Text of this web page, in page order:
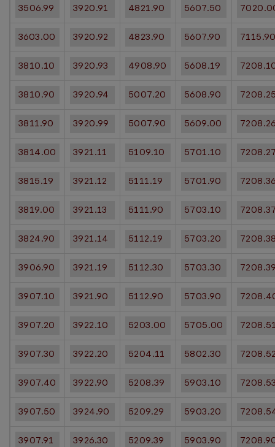
3506.99 3920.91 4821.90 5607.50
3603.00 3920.92 4823.90 5607.90
3810.10 3920.93 4908.90 5608.19
3810.90 3920.94 5007.20 5608.90
3811.90 3920.99 5007.90 5609.00
3814.00 3921.11 5109.10 5701.10
3815.19 3921.12 5111.19 5701.90
3819.00 3921.13 5111.90 5703.10
3824.90 3921.14 5112.19 5703.20
3906.90 3921.19 5112.30 5703.30
3907.10 3921.90 5112.90 5703.90
3907.20 3922.10 5203.00 5705.00
3907.30 3922.20 5204.11 5802.30
3907.40 3922.90 5208.39 5903.10
3907.50 3924.90 5209.29 5903.20
3907.91 3926.30 5209.39 5903.90